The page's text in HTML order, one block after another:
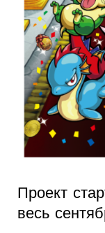
Проект
весь